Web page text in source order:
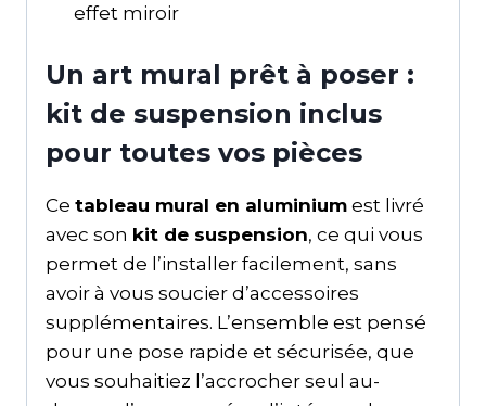
effet miroir
Un art mural prêt à poser :
kit de suspension inclus
pour toutes vos pièces
Ce tableau mural en aluminium est livré
avec son kit de suspension, ce qui vous
permet de l’installer facilement, sans
avoir à vous soucier d’accessoires
supplémentaires. L’ensemble est pensé
pour une pose rapide et sécurisée, que
vous souhaitiez l’accrocher seul au-